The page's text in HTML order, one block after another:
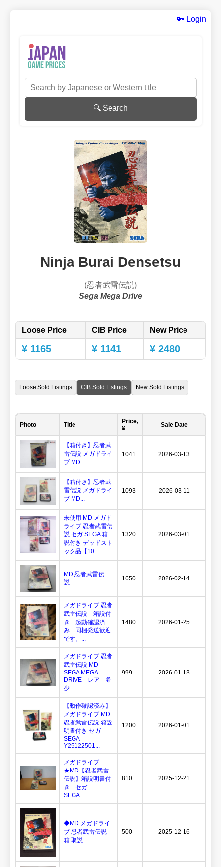
🔑 Login
🔍 Search
Ninja Burai Densetsu
(忍者武雷伝説)
Sega Mega Drive
Loose Price CIB Price New Price
¥ 1165 ¥ 1141 ¥ 2480
Loose Sold Listings CIB Sold Listings New Sold Listings
Photo Title
Price,
¥
Sale Date
【箱付き】忍者武
雷伝説 メガドライ
ブ MD...
1041 2026-03-13
【箱付き】忍者武
雷伝説 メガドライ
ブ MD...
1093 2026-03-11
未使用 MD メガド
ライブ 忍者武雷伝
説 セガ SEGA 箱
説付き デッドスト
ック品【10...
1320 2026-03-01
MD 忍者武雷伝
説...
1650 2026-02-14
メガドライブ 忍者
武雷伝説 箱説付
き 起動確認済
み 同梱発送歓迎
です。...
1480 2026-01-25
メガドライブ 忍者
武雷伝説 MD
SEGA MEGA
DRIVE レア 希
少...
999 2026-01-13
【動作確認済み】
メガドライブ MD
忍者武雷伝説 箱説
明書付き セガ
SEGA
Y25122501...
1200 2026-01-01
メガドライブ
★MD【忍者武雷
伝説】箱説明書付
き セガ
SEGA...
810 2025-12-21
◆MD メガドライ
ブ 忍者武雷伝説
箱 取説...
500 2025-12-16